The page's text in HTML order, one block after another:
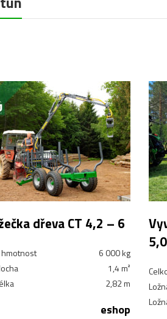
dřeva CT 4,2 – 6
hmotnost
6 000 kg
1,4 m²
2,82 m
eshop